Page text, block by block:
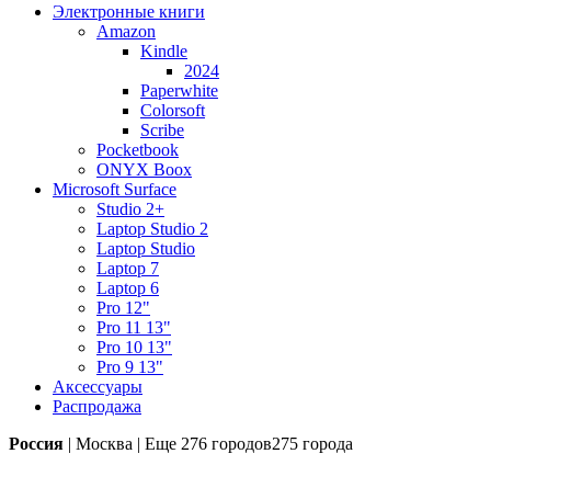
Электронные книги
Amazon
Kindle
2024
Paperwhite
Colorsoft
Scribe
Pocketbook
ONYX Boox
Microsoft Surface
Studio 2+
Laptop Studio 2
Laptop Studio
Laptop 7
Laptop 6
Pro 12"
Pro 11 13"
Pro 10 13"
Pro 9 13"
Аксессуары
Распродажа
Россия | Москва | Еще 276 городов275 города